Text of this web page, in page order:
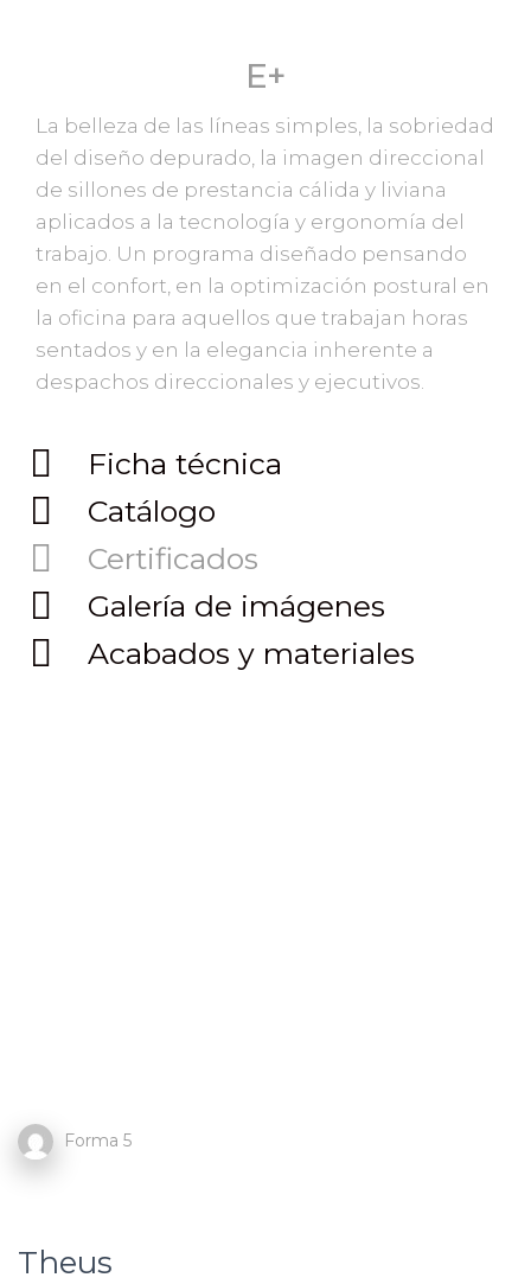
E+
La belleza de las líneas simples, la sobriedad
del diseño depurado, la imagen direccional
de sillones de prestancia cálida y liviana
aplicados a la tecnología y ergonomía del
trabajo. Un programa diseñado pensando
en el confort, en la optimización postural en
la oficina para aquellos que trabajan horas
sentados y en la elegancia inherente a
despachos direccionales y ejecutivos.
Ficha técnica
Catálogo
Certificados
Galería de imágenes
Acabados y materiales
Forma 5
Theus